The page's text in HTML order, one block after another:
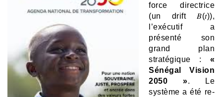
force directrice
(un drift 𝐵(𝑡)),
l’exécutif a
présenté son
grand plan
stratégique : «
Sénégal Vision
2050 ». Le
système a été re-